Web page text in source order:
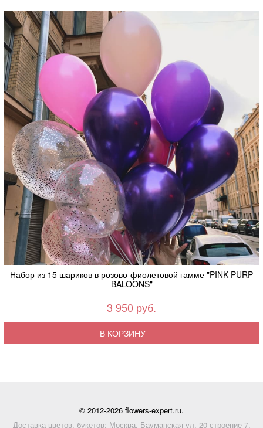
Набор из 15 шариков в розово-фиолетовой гамме "PINK PURP
BALOONS"
3 950 руб.
В КОРЗИНУ
© 2012-2026 flowers-expert.ru.
Доставка цветов, букетов: Москва, Бауманская ул. 20 строение 7,